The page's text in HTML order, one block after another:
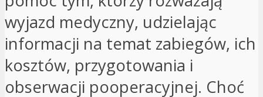
wyjazd medyczny, udzielając
informacji na temat zabiegów, ich
kosztów, przygotowania i
obserwacji pooperacyjnej. Choć